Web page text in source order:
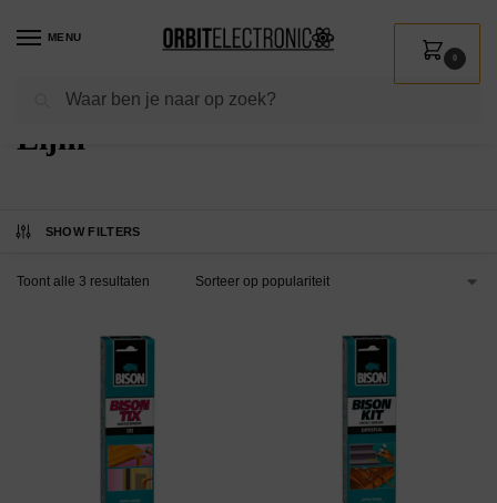
MENU
Zoeken
0
Shop / Installatie Lijm & Glijmiddel
Lijm
SHOW FILTERS
Toont alle 3 resultaten